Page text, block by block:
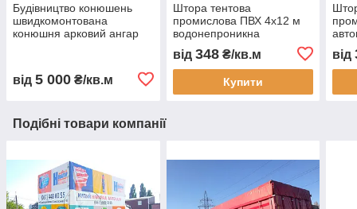
Будівництво конюшень
швидкомонтована
конюшня арковий ангар
будівництво
від 5 000 ₴/кв.м
Штора тентова
промислова ПВХ 4х12 м
водонепроникна
перегородка для складу
цеху автомийки та СТО
від 348₴/кв.м
Купити
від
Подібні товари компанії